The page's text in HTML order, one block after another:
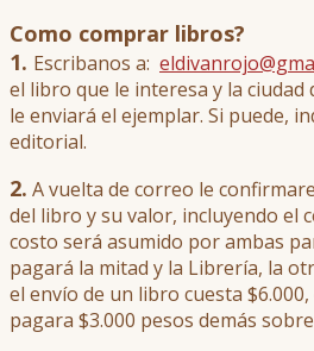
Como comprar libros?
1. Escribanos a:
el libro que le interesa y la ciudad
le enviará el ejemplar. Si puede,
editorial.
2. A vuelta de correo le
del libro y su valor, incluyendo el
costo será asumido por ambas
pagará la mitad y la Librería, la
el envío de un libro cuesta
pagara $3.000 pesos demás